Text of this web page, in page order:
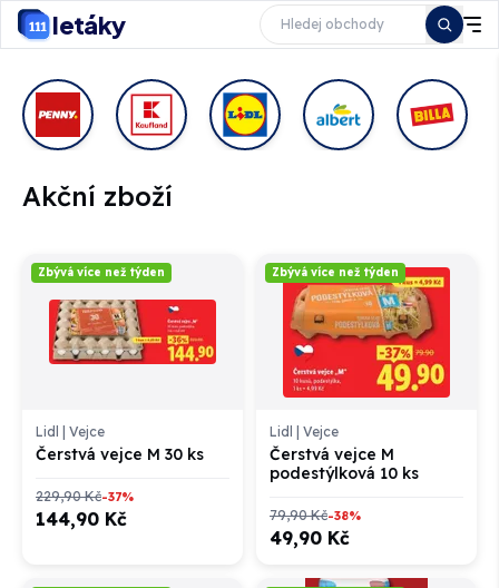
letáky
Akční zboží
Zbývá více než týden
Lidl Vejce
Čerstvá vejce M 30 ks
229,90 Kč-37%
144,90 Kč
Zbývá více než týden
Lidl Vejce
Čerstvá vejce M
podestýlková 10 ks
79,90 Kč-38%
49,90 Kč